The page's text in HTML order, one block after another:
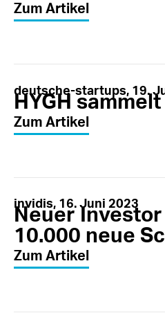
Zum Artikel
deutsche-startups, 19.
HYGH
Zum Artikel
invidis, 16. Juni 2023
Neuer
10.000 neue
Zum Artikel